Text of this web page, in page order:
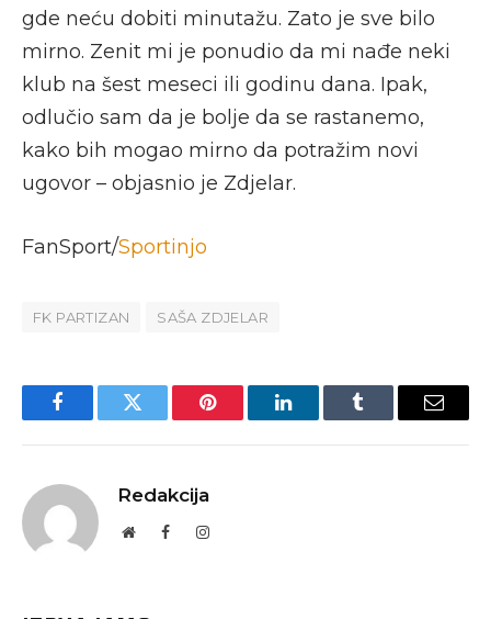
gde neću dobiti minutažu. Zato je sve bilo
mirno. Zenit mi je ponudio da mi nađe neki
klub na šest meseci ili godinu dana. Ipak,
odlučio sam da je bolje da se rastanemo,
kako bih mogao mirno da potražim novi
ugovor – objasnio je Zdjelar.
FanSport/Sportinjo
FK PARTIZAN SAŠA ZDJELAR
FacebookTwitter Pinterest LinkedInTumblr Email
Redakcija
WebsiteFacebookInstagram